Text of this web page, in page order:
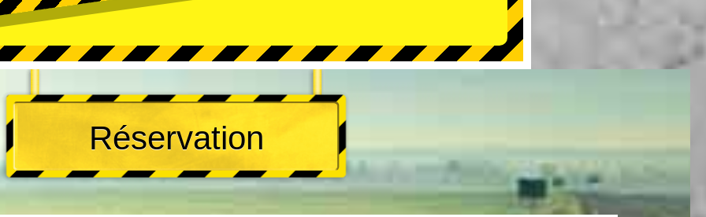
Réservation